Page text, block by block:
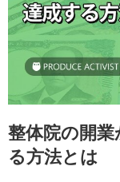
２ヶ
整体院の開
る方法とは